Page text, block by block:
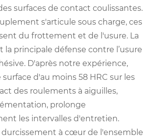
surfaces de contact coulissantes.
s'articule sous charge, ces
du frottement et de l'usure. La
principale défense contre l’usure
D'après notre expérience,
d'au moins 58 HRC sur les
des roulements à aiguilles,
prolonge
les intervalles d'entretien.
durcissement à cœur de l'ensemble